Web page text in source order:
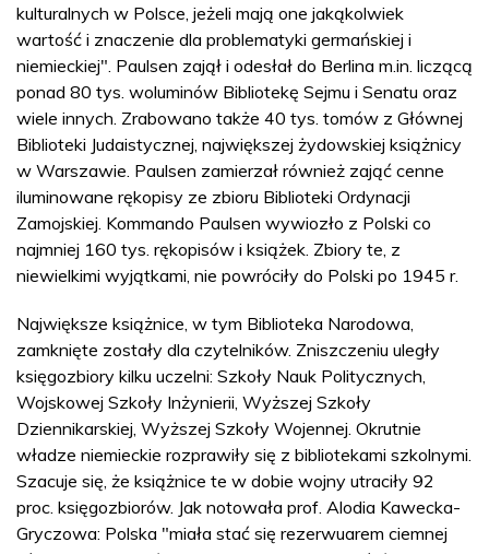
kulturalnych w Polsce, jeżeli mają one jakąkolwiek
wartość i znaczenie dla problematyki germańskiej i
niemieckiej". Paulsen zajął i odesłał do Berlina m.in. liczącą
ponad 80 tys. woluminów Bibliotekę Sejmu i Senatu oraz
wiele innych. Zrabowano także 40 tys. tomów z Głównej
Biblioteki Judaistycznej, największej żydowskiej książnicy
w Warszawie. Paulsen zamierzał również zająć cenne
iluminowane rękopisy ze zbioru Biblioteki Ordynacji
Zamojskiej. Kommando Paulsen wywiozło z Polski co
najmniej 160 tys. rękopisów i książek. Zbiory te, z
niewielkimi wyjątkami, nie powróciły do Polski po 1945 r.
Największe książnice, w tym Biblioteka Narodowa,
zamknięte zostały dla czytelników. Zniszczeniu uległy
księgozbiory kilku uczelni: Szkoły Nauk Politycznych,
Wojskowej Szkoły Inżynierii, Wyższej Szkoły
Dziennikarskiej, Wyższej Szkoły Wojennej. Okrutnie
władze niemieckie rozprawiły się z bibliotekami szkolnymi.
Szacuje się, że książnice te w dobie wojny utraciły 92
proc. księgozbiorów. Jak notowała prof. Alodia Kawecka-
Gryczowa: Polska "miała stać się rezerwuarem ciemnej